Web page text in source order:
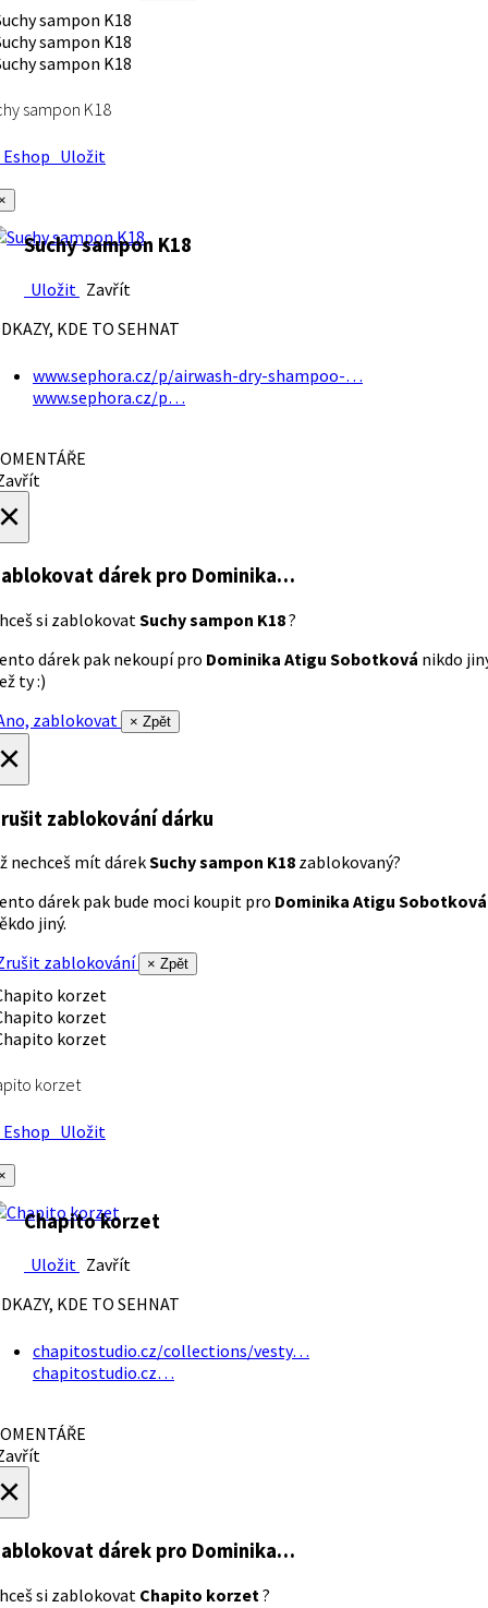
sampon K18
Uložit
Suchy sampon K18
Uložit Zavřít
KDE TO SEHNAT
www.sephora.cz/p/airwash-dry-shampoo-…
www.sephora.cz/p…
dárek pro Dominika…
si zablokovatSuchy sampon K18?
dárek pak nekoupí pro Dominika Atigu Sobotková nikdo
ty :)
zablokovat
× Zpět
zablokování dárku
nechceš mít dárekSuchy sampon K18 zablokovaný?
dárek pak bude moci koupit pro Dominika Atigu Sobotková
jiný.
zablokování
× Zpět
korzet
Uložit
Chapito korzet
Uložit Zavřít
KDE TO SEHNAT
chapitostudio.cz/collections/vesty…
chapitostudio.cz…
dárek pro Dominika…
si zablokovat Chapito korzet?